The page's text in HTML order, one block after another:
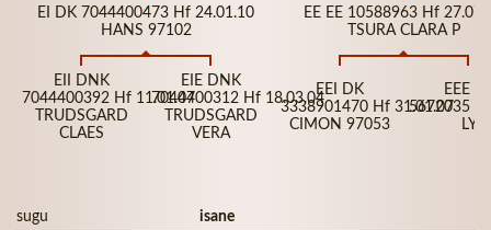
EI DK 7044400473 Hf 24.01.10
HANS 97102
EE EE 10588963 Hf
TSURA CLARA P
EII DNK
7044400392 Hf 11.01.07
TRUDSGARD
CLAES
EIE DNK
7044400312 Hf 18.03.04
TRUDSGARD
VERA
EEI DK
3338901470 Hf 31.01.07
CIMON 97053
EEE EE
5672035
LY
sugu
isane